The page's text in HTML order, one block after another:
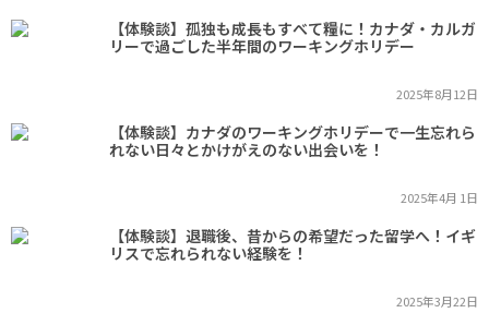
【体験談】孤独も成長もすべて糧に！カナダ・カルガ
リーで過ごした半年間のワーキングホリデー
2025年8月12日
【体験談】カナダのワーキングホリデーで一生忘れら
れない日々とかけがえのない出会いを！
2025年4月 1日
【体験談】退職後、昔からの希望だった留学へ！イギ
リスで忘れられない経験を！
2025年3月22日